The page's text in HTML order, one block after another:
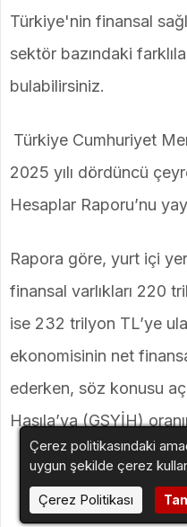
Türkiye'nin finansal
sektör bazındaki
bulabilirsiniz.
Türkiye Cumhuriyet
2025 yılı dördüncü
Hesaplar Raporu’nu
Rapora göre, yurt içi
finansal varlıkları 220
ise 232 trilyon TL’ye
ekonomisinin net
ederken, söz konusu
Hasıla’ya (GSYİH)
Çerez politikasındaki
uygun şekilde çerez
Çerez Politikası